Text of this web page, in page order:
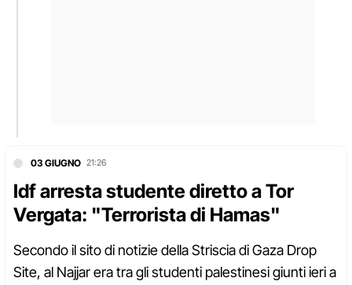
03 GIUGNO 21:26
Idf arresta studente diretto a Tor
Vergata: "Terrorista di Hamas"
Secondo il sito di notizie della Striscia di Gaza Drop
Site, al Najjar era tra gli studenti palestinesi giunti ieri a